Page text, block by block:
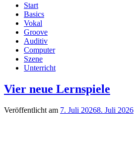
Start
Basics
Vokal
Groove
Auditiv
Computer
Szene
Unterricht
Vier neue Lernspiele
Veröffentlicht am 7. Juli 20268. Juli 2026